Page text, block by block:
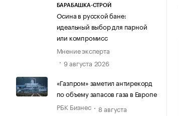
БАРАБАШКА-СТРОЙ
Осина в русской бане:
идеальный выбор для парной
или компромисс
Мнение эксперта
9 августа 2026
«Газпром» заметил антирекорд
по объему запасов газа в Европе
РБК Бизнес
8 августа